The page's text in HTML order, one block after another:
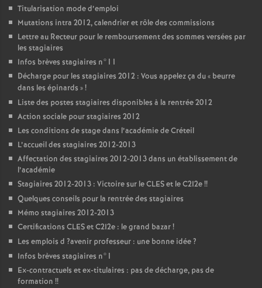
Titularisation mode d’emploi
Mutations intra 2012, calendrier et rôle des commissions
Lettre au Recteur pour le remboursement des sommes versées par
les stagiaires
Infos brèves stagiaires n°11
Décharge pour les stagiaires 2012 : Vous appelez ça du « beurre
dans les épinards »!
Liste des postes stagiaires disponibles à la rentrée 2012
Action sociale pour stagiaires 2012
Les conditions de stage dans l’académie de Créteil
L’accueil des stagiaires 2012-2013
Affectation des stagiaires 2012-2013 dans un établissement de
l’académie
Stagiaires 2012-2013 : Victoire sur leCLESet le C2I2e!!
Quelques conseils pour la rentrée des stagiaires
Mémo stagiaires 2012-2013
Certifications CLESet C2I2e : le grand bazar!
Les emplois d ?avenir professeur : une bonne idée?
Infos brèves stagiaires n°1
Ex-contractuels et ex-titulaires : pas de décharge, pas de
formation !!